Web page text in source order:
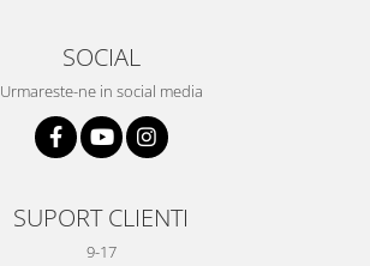
SOCIAL
Urmareste-ne in social media
SUPORT CLIENTI
9-17